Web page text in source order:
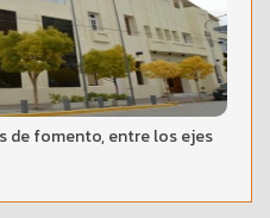
de fomento, entre los ejes